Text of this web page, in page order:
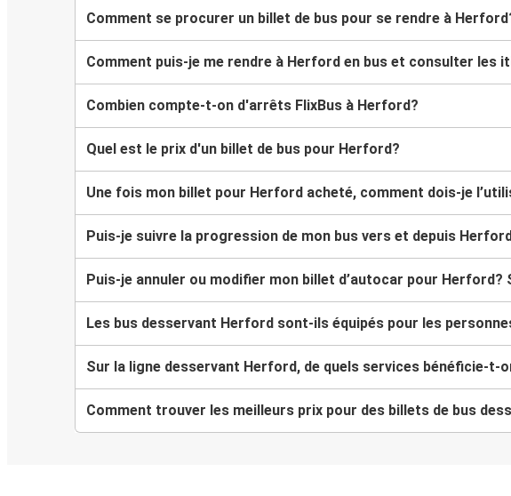
Comment se procurer un billet de bus pour se rendre à
Comment puis-je me rendre à Herford en bus et consulter les
Combien compte-t-on d'arrêts FlixBus à Herford?
Quel est le prix d'un billet de bus pour Herford?
Une fois mon billet pour Herford acheté, comment dois-je
Puis-je suivre la progression de mon bus vers et depuis
Puis-je annuler ou modifier mon billet d’autocar pour
Les bus desservant Herford sont-ils équipés pour les
Sur la ligne desservant Herford, de quels services bénéficie-t-
Comment trouver les meilleurs prix pour des billets de bus